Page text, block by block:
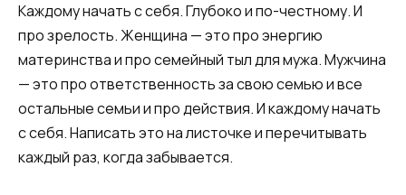
Каждому начать с себя. Глубоко и по-честному. И
про зрелость. Женщина — это про энергию
материнства и про семейный тыл для мужа. Мужчина
— это про ответственность за свою семью и все
остальные семьи и про действия. И каждому начать
с себя. Написать это на листочке и перечитывать
каждый раз, когда забывается.